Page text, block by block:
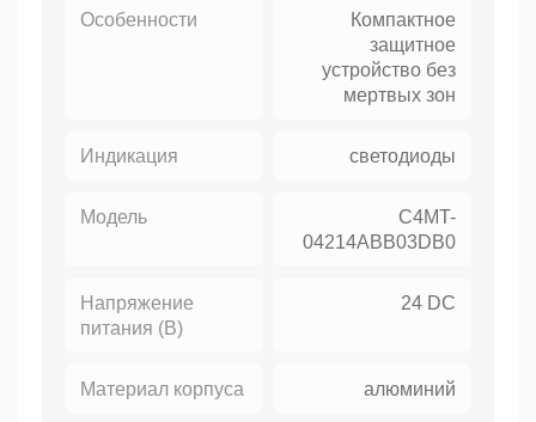
Особенности
Компактное
защитное
устройство без
мертвых зон
Индикация светодиоды
Модель
C4MT-
04214ABB03DB0
Напряжение
питания (В)
24 DC
Материал корпуса алюминий